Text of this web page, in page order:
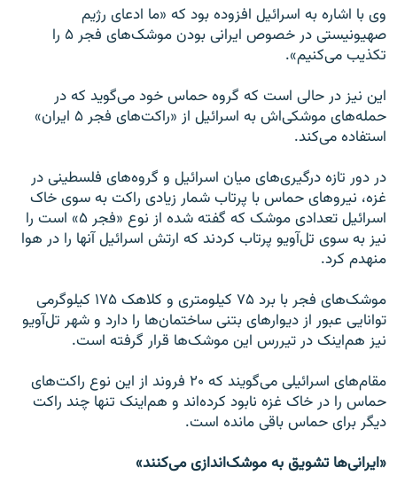
وی با اشاره به اسرائیل افزوده‌ بود که «ما ادعای رژیم
صهیونیستی در خصوص ایرانی بودن موشک‌های فجر ۵ را
تکذیب می‌کنیم».
این نیز در حالی است که گروه حماس خود می‌گوید که در
حمله‌های موشکی‌اش به اسرائیل از «راکت‌های فجر ۵ ایران»
استفاده می‌کند.
در دور تازه درگیری‌های میان اسرائیل و گروه‌های فلسطینی در
غزه، نیروهای حماس با پرتاب شمار زیادی راکت به سوی خاک
اسرائیل تعدادی موشک که گفته شده از نوع «فجر ۵» است را
نیز به سوی تل‌آویو پرتاب کردند که ارتش اسرائیل آنها را در هوا
منهدم کرد.
موشک‌های فجر با برد ۷۵ کیلومتری و کلاهک ۱۷۵ کیلوگرمی
توانایی عبور از دیوارهای بتنی ساختمان‌ها را دارد و شهر تل‌آویو
نیز هم‌اینک در تیررس این موشک‌ها قرار گرفته‌ است.
مقام‌های اسرائیلی می‌گویند که ۲۰ فروند از این نوع راکت‌های
حماس را در خاک غزه نابود کرده‌اند و هم‌اینک تنها چند راکت
دیگر برای حماس باقی مانده‌ است.
«ایرانی‌ها تشویق به موشک‌اندازی می‌کنند»